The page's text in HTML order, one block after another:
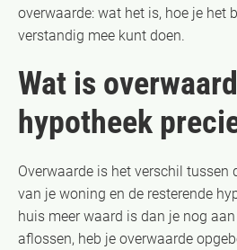
overwaarde: wat het is, hoe je het
verstandig mee kunt doen.
Wat is
hypotheek
Overwaarde is het verschil tussen
van je woning en de resterende
huis meer waard is dan je nog
aflossen, heb je overwaarde